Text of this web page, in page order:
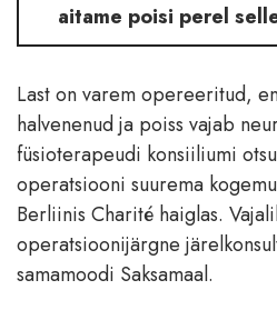
aitame poisi perel
Last on varem opereeritud,
halvenenud ja poiss vajab
füsioterapeudi konsiiliumi
operatsiooni suurema
Berliinis Charité haiglas.
operatsioonijärgne
samamoodi Saksamaal.